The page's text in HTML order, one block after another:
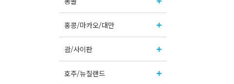
홍콩/마카오/대만
괌/사이판
호주/뉴질랜드